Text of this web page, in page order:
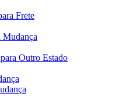
Frete
Mudança
Outro Estado